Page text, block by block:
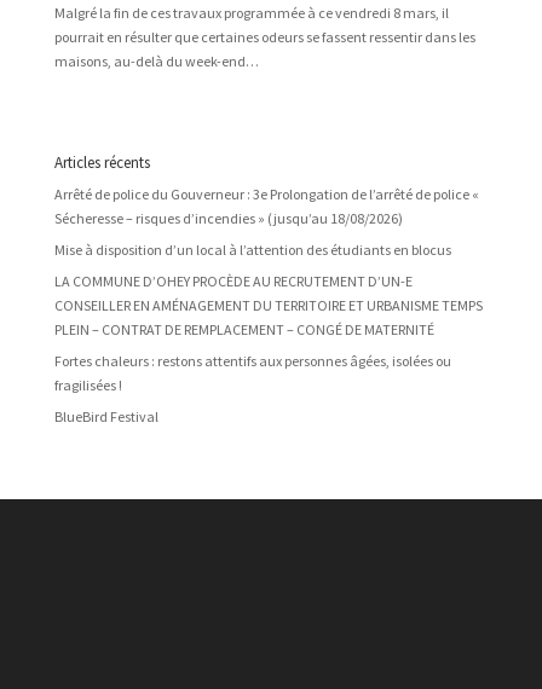
Malgré la fin de ces travaux programmée à ce vendredi 8 mars, il
pourrait en résulter que certaines odeurs se fassent ressentir dans les
maisons, au-delà du week-end…
Articles récents
Arrêté de police du Gouverneur : 3e Prolongation de l’arrêté de police «
Sécheresse – risques d’incendies » (jusqu’au 18/08/2026)
Mise à disposition d’un local à l’attention des étudiants en blocus
LA COMMUNE D’OHEY PROCÈDE AU RECRUTEMENT D’UN-E
CONSEILLER EN AMÉNAGEMENT DU TERRITOIRE ET URBANISME TEMPS
PLEIN – CONTRAT DE REMPLACEMENT – CONGÉ DE MATERNITÉ
Fortes chaleurs : restons attentifs aux personnes âgées, isolées ou
fragilisées !
BlueBird Festival